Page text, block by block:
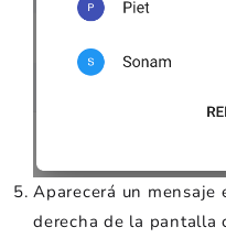
Aparecerá un mensaje
derecha de la pantalla